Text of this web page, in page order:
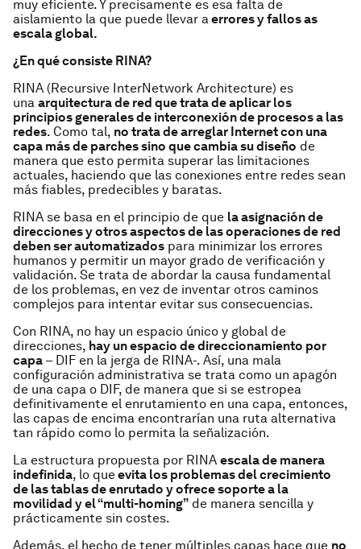
muy eficiente. Y precisamente es esa falta de
aislamiento la que puede llevar aerrores y fallos as
escala global.
¿En qué consiste RINA?
RINA (Recursive InterNetwork Architecture) es
una arquitectura de red que trata de aplicar los
principios generales de interconexión de procesos a las
redes. Como tal, no trata de arreglar Internet con una
capa más de parches sino que cambia su diseño de
manera que esto permita superar las limitaciones
actuales, haciendo que las conexiones entre redes sean
más fiables, predecibles y baratas.
RINA se basa en el principio de que la asignación de
direcciones y otros aspectos de las operaciones de red
deben ser automatizados para minimizar los errores
humanos y permitir un mayor grado de verificación y
validación. Se trata de abordar la causa fundamental
de los problemas, en vez de inventar otros caminos
complejos para intentar evitar sus consecuencias.
Con RINA, no hay un espacio único y global de
direcciones, hay un espacio de direccionamiento por
capa – DIF en la jerga de RINA-. Así, una mala
configuración administrativa se trata como un apagón
de una capa o DIF, de manera que si se estropea
definitivamente el enrutamiento en una capa, entonces,
las capas de encima encontrarían una ruta alternativa
tan rápido como lo permita la señalización.
La estructura propuesta por RINA escala de manera
indefinida, lo queevita los problemas del crecimiento
de las tablas de enrutado y ofrece soporte a la
movilidad y el “multi-homing” de manera sencilla y
prácticamente sin costes.
Además, el hecho de tener múltiples capas hace que no